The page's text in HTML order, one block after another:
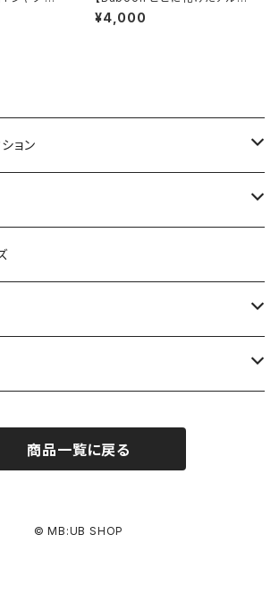
ァベット】Tシャツ アシッドブル
ー ユニセックス
¥4,000
ョン
ウ
］
写真］
ファベット
ョン
ョン
商品一覧に戻る
© MB:UB SHOP